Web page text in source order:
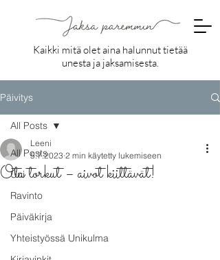
Kaikki mitä olet aina halunnut tietää
unesta ja jaksamisesta.
Päivitys
All Posts
Uni
Ravinto
Päiväkirja
Yhteistyössä Unikulma
All Posts
Ota torkut – aivot kiittävät!
Leeni
5.7.2023 2 min käytetty lukemiseen